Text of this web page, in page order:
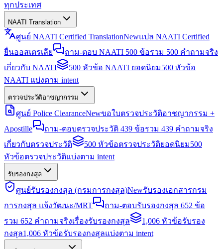
ทุกประเทศ
NAATI Translation
ศูนย์ NAATI Certified TranslationNewแปล NAATI Certified
ยื่นออสเตรเลีย
ถาม-ตอบ NAATI 500 ข้อรวม 500 คำถามจริง
เกี่ยวกับ NAATI
500 หัวข้อ NAATI ยอดนิยม500 หัวข้อ
NAATI แบ่งตาม intent
ตรวจประวัติอาชญากรรม
ศูนย์ Police ClearanceNewขอใบตรวจประวัติอาชญากรรม +
Apostille
ถาม-ตอบตรวจประวัติ 439 ข้อรวม 439 คำถามจริง
เกี่ยวกับตรวจประวัติ
500 หัวข้อตรวจประวัติยอดนิยม500
หัวข้อตรวจประวัติแบ่งตาม intent
รับรองกงสุล
ศูนย์รับรองกงสุล (กรมการกงสุล)Newรับรองเอกสารกรม
การกงสุล แจ้งวัฒนะ/MRT
ถาม-ตอบรับรองกงสุล 652 ข้อ
รวม 652 คำถามจริงเรื่องรับรองกงสุล
1,006 หัวข้อรับรอง
กงสุล1,006 หัวข้อรับรองกงสุลแบ่งตาม intent